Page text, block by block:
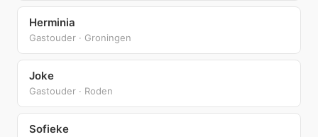
Herminia
Gastouder · Groningen
Joke
Gastouder · Roden
Sofieke